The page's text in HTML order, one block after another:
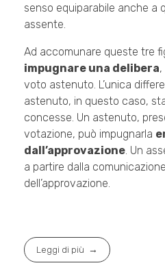
senso equiparabile anche a
assente.
Ad accomunare queste tre
impugnare una delibera
voto astenuto. L’unica
astenuto, in questo caso,
concesse. Un astenuto,
votazione, può impugnarla
dall’approvazione. Un
a partire dalla
dell’approvazione.
Leggi di più